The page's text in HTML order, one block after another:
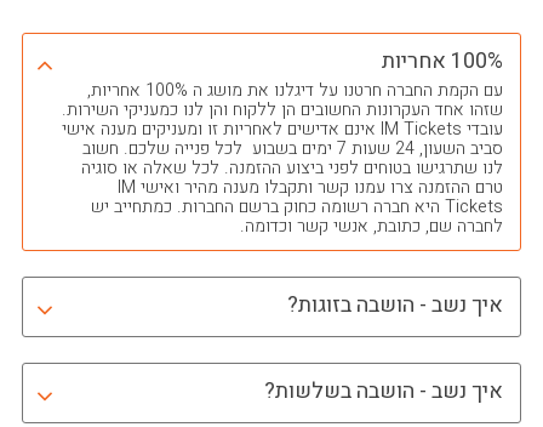
100% אחריות
עם הקמת החברה חרטנו על דיגלנו את מושג ה 100% אחריות,
שזהו אחד העקרונות החשובים הן ללקוח והן לנו כמעניקי השירות.
עובדי IM Tickets אינם אדישים לאחריות זו ומעניקים מענה אישי
סביב השעון, 24 שעות 7 ימים בשבוע לכל פנייה שלכם. חשוב
לנו שתרגישו בטוחים לפני ביצוע ההזמנה. לכל שאלה או סוגיה
טרם ההזמנה צרו עמנו קשר ותקבלו מענה מהיר ואישי IM
Tickets היא חברה רשומה כחוק ברשם החברות. כמתחייב יש
לחברה שם, כתובת, אנשי קשר וכדומה.
איך נשב - הושבה בזוגות?
איך נשב - הושבה בשלשות?